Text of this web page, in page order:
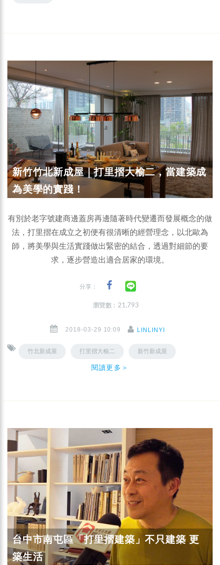
新竹竹北新成屋｜打里摺大榆二，當建築成
為美學的實踐！
有別於老字號建商邊蓋房再邊隨著時代變遷而發展概念的做
法，打里摺在成立之初便有很清晰的經營理念，以北歐為
師，將美學與生活實踐做出緊密的結合，透過對細節的要
求，逐步營造出適合居家的環境。
分享：
瀏覽數 : 21,793
2018-03-29 10:09 LINLINYI
竹北新成屋 打里摺大榆二 新竹新成屋
閱讀更多＞
台中市南屯區「打里摺建築」不只建築 更
築生活